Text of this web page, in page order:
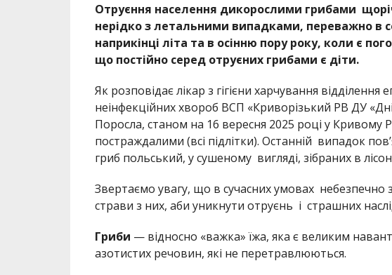
Отруєння населення дикорослими грибами
нерідко з летальними випадками, переважно в
наприкінці літа та в осінню пору року, коли є
що постійно серед отруєних грибами є діти.
Як розповідає лікар з гігієни харчування
неінфекційних хвороб ВСП «Криворізький РВ ДУ
Поросла, станом на 16 вересня 2025 році у Кривому
постраждалими (всі підлітки). Останній випадок
гриб польський, у сушеному вигляді, зібраних в
Звертаємо увагу, що в сучасних умовах небезпечно
страви з них, аби уникнути отруєнь і страшних
Гриби — відносно «важка» їжа, яка є великим
азотистих речовин, які не перетравлюються.